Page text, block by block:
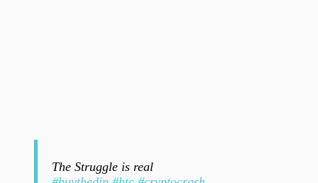
The Struggle is real